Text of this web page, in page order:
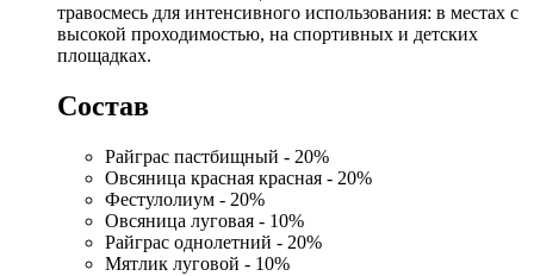
травосмесь для интенсивного использования: в местах с
высокой проходимостью, на спортивных и детских
площадках.
Состав
Райграс пастбищный - 20%
Овсяница красная красная - 20%
Фестулолиум - 20%
Овсяница луговая - 10%
Райграс однолетний - 20%
Мятлик луговой - 10%